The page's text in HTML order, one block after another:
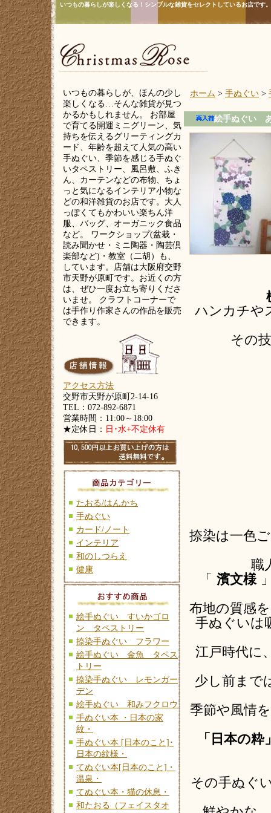
いつもの暮らしが楽しくなる！シンプルな雑貨をセレクトしているお店です
いつもの暮らしが、ほんの少し
楽しくなる…そんな雑貨が見つ
かるかもしれません。 お部屋
で育てる開運ミニグリーン、気
持ちを伝えるグリーティングカ
ード、年齢を超えて人気の高い
手ぬぐい、季節を感じる手ぬぐ
いタペストリー、風呂敷、ふき
ん、カーテンなどの布物、ちょ
っと気になるインテリア小物な
どの和洋雑貨のお店です。大人
っぽくてもかわいい楽ちん洋
服、バッグ、オーガニック食品
など。 ワークショップ(盆栽・
読み聞かせ・ミニ陶器・陶芸倶
楽部など)・教室（二胡）も、
しています。店舗は大阪府交野
市天野が原町です。お近くの方
は、ぜひ一度お立ち寄りくださ
いませ。 クラフトコーナーで
は手作り作家さんの作品を販売
できます。
アクセス方法
交野市天野が原町2-14-16
TEL：072-892-6871
営業時間：11:00～18:00
★定休日： 日･水+不定休有
たおる/はんかち
手ぬぐい
カード/ノート
インテリア
和のしつらえ
健康
絵手ぬぐい すいかゴロ
ン タペストリー
捺染手ぬぐい フラワー
絵手ぬぐい 金魚 タペス
トリー
捺染手ぬぐい レモンガー
デン
絵手ぬぐい 和みフクロウ
手ぬぐい本 ・日本の家
紋・
手ぬぐい本 [日本のこと]･
日本の紋様・
てぬぐい本[日本のこと]・
温泉・
てぬぐい本・猫の休息・
和たおる（フェイスタオ
ホーム > 手ぬぐい >
絵手ぬぐい
ハンカチや
その
捺染は一色
職
「 濱文様
布地の質感
手ぬぐいは
江戸時代に
少し前まで
季節や風情
「日本の
その手ぬぐ